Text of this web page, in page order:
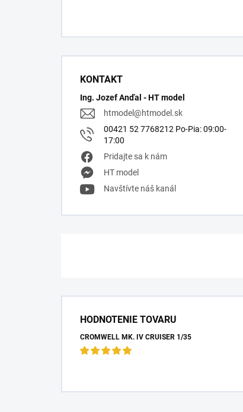
KONTAKT
Ing. Jozef Anďal - HT model
htmodel@htmodel.sk
00421 52 7768212 Po-Pia: 09:00-
17:00
Pridajte sa k nám
HT model
Navštívte náš kanál
HODNOTENIE TOVARU
CROMWELL MK. IV CRUISER 1/35